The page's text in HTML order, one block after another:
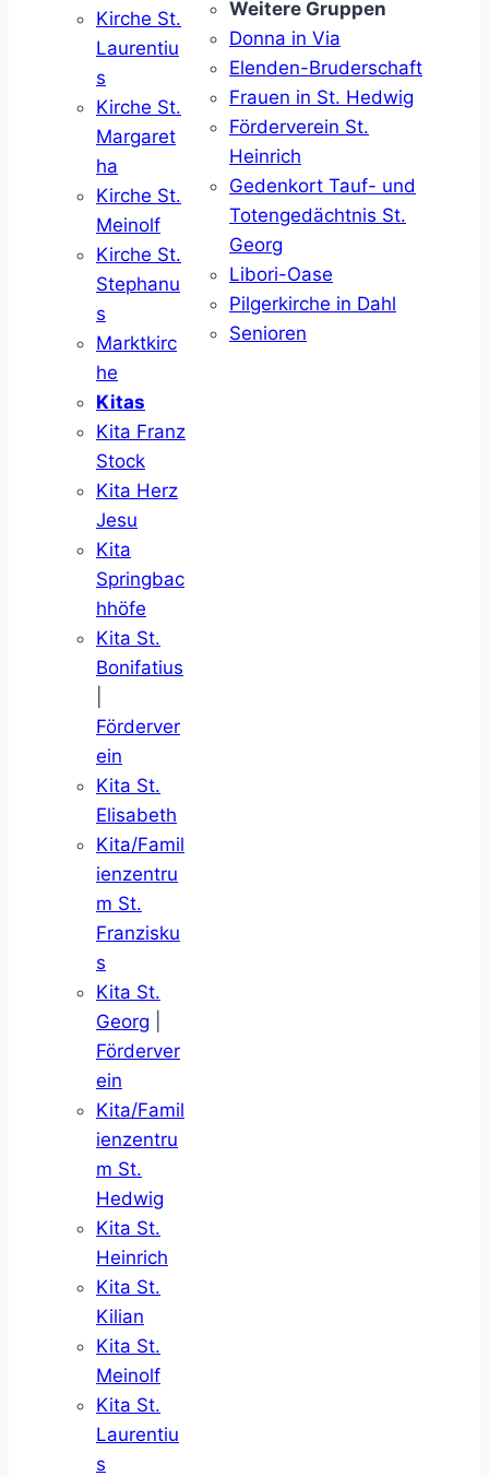
Kirche St.
Laurentiu
s
Kirche St.
Margaret
ha
Kirche St.
Meinolf
Kirche St.
Stephanu
s
Marktkirc
he
Kitas
Kita Franz
Stock
Kita Herz
Jesu
Kita
Springbac
hhöfe
Kita St.
Bonifatius
Förderver
ein
Kita St.
Elisabeth
Kita/Famil
ienzentru
m St.
Franzisku
s
Kita St.
Georg
Förderver
ein
Kita/Famil
ienzentru
m St.
Hedwig
Kita St.
Heinrich
Kita St.
Kilian
Kita St.
Meinolf
Kita St.
Laurentiu
s
Weitere Gruppen
Donna in Via
Elenden-Bruderschaft
Frauen in St. Hedwig
Förderverein St.
Heinrich
Gedenkort Tauf- und
Totengedächtnis St.
Georg
Libori-Oase
Pilgerkirche in Dahl
Senioren